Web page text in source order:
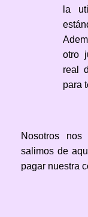
la
otro
real
para
Nosotros
salimos de
pagar nuestra